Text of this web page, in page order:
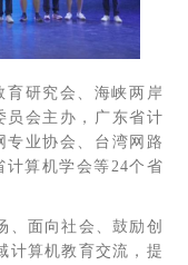
育研究会、海峡两岸
员会主办，广东省计
专业协会、台湾网路
计算机学会等24个省
、面向社会、鼓励创
计算机教育交流，提